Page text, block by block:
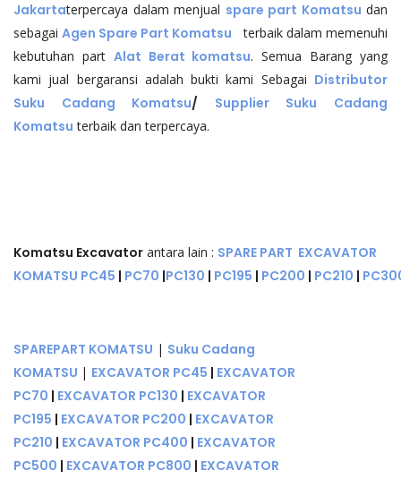
Jakartaterpercaya dalam menjual spare part Komatsu dan
sebagaiAgen Spare Part Komatsu terbaik dalam memenuhi
kebutuhan part Alat Berat komatsu. Semua Barang yang
kami jual bergaransi adalah bukti kami Sebagai Distributor
Suku Cadang Komatsu/ Supplier Suku Cadang
Komatsu terbaik dan terpercaya.
Komatsu Excavator antara lain : SPARE PART EXCAVATOR
KOMATSU PC45 | PC70 |PC130 | PC195 | PC200 | PC210 |
SPAREPART KOMATSU | Suku Cadang
KOMATSU | EXCAVATOR PC45 | EXCAVATOR
PC70 | EXCAVATOR PC130 | EXCAVATOR
PC195 | EXCAVATOR PC200 | EXCAVATOR
PC210 | EXCAVATOR PC400 | EXCAVATOR
PC500 | EXCAVATOR PC800 | EXCAVATOR